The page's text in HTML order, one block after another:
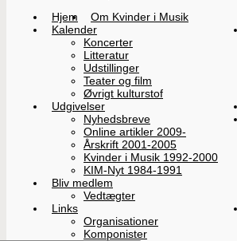
Hjem
Om Kvinder i Musik
Kalender
Koncerter
Litteratur
Udstillinger
Teater og film
Øvrigt kulturstof
Udgivelser
Nyhedsbreve
Online artikler 2009-
Årskrift 2001-2005
Kvinder i Musik 1992-2000
KIM-Nyt 1984-1991
Bliv medlem
Vedtægter
Links
Organisationer
Komponister